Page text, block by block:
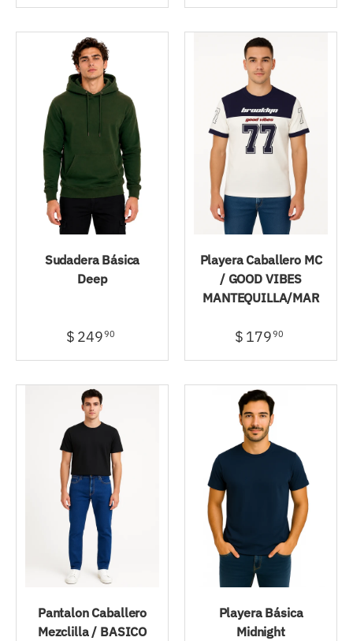
Sudadera Básica
Deep
$ 24990
Playera Caballero MC
/ GOOD VIBES
MANTEQUILLA/MAR
$ 17990
Pantalon Caballero
Mezclilla / BASICO
Playera Básica
Midnight